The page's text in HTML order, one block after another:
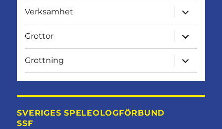
Verksamhet
expandera
Grottor
expandera
Grottning
expandera
SVERIGES SPELEOLOGFÖRBUND
SSF